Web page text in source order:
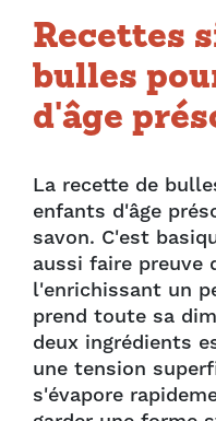
Recettes
bulles
d'âge
La recette de
enfants d'âge
savon. C'est
aussi faire preuve
l'enrichissant un
prend toute sa
deux ingrédients
une tension
s'évapore